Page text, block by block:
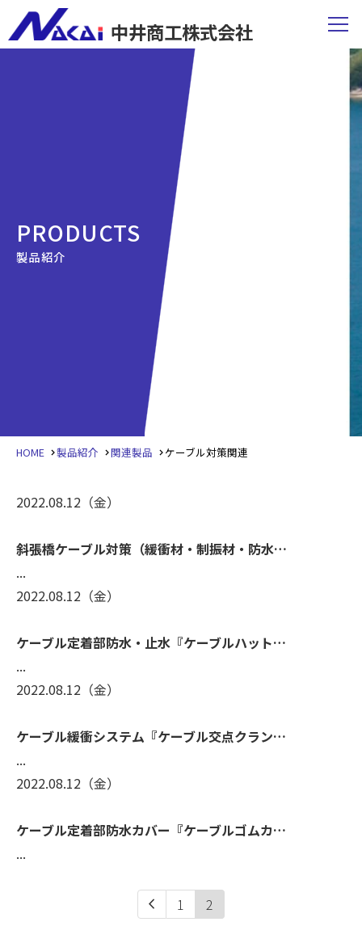
中井商工株式会社
PRODUCTS
製品紹介
HOME 製品紹介 関連製品 ケーブル対策関連
2022.08.12 （金）
斜張橋ケーブル対策（緩衝材・制振材・防水…
...
2022.08.12 （金）
ケーブル定着部防水・止水『ケーブルハット…
...
2022.08.12 （金）
ケーブル緩衝システム『ケーブル交点クラン…
...
2022.08.12 （金）
ケーブル定着部防水カバー『ケーブルゴムカ…
...
chevron_left 1 2